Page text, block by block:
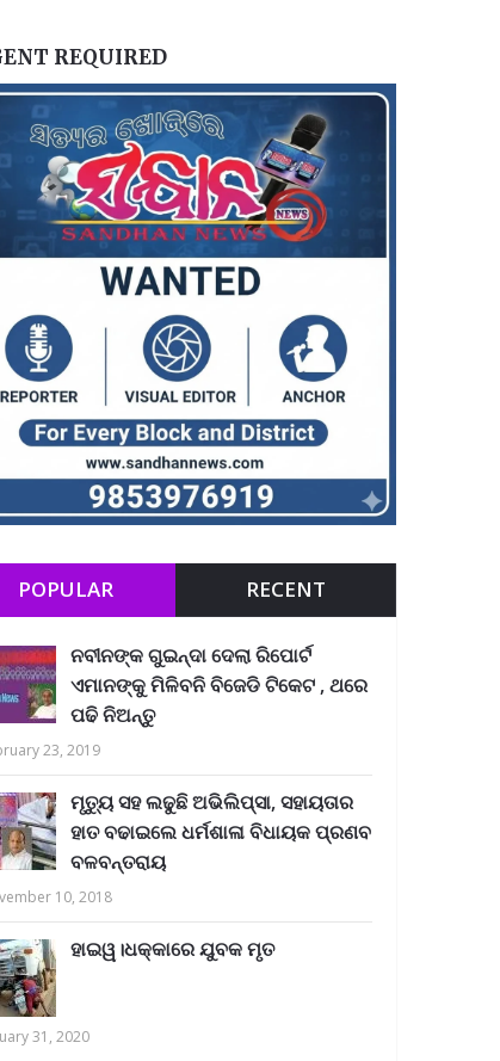
REQUIRED
POPULAR RECENT
ନବୀନଙ୍କ ଗୁଇନ୍ଦା ଦେଲା ରିପୋର୍ଟ
ଏମାନଙ୍କୁ ମିଳିବନି ବିଜେଡି ଟିକେଟ , ଥରେ
ପଢି ନିଅନ୍ତୁ
23, 2019
ମୃତ୍ୟୁ ସହ ଲଢୁଛି ଅଭିଲିପ୍ସା, ସହାୟତାର
ହାତ ବଢାଇଲେ ଧର୍ମଶାଳା ବିଧାୟକ ପ୍ରଣବ
ବଳବନ୍ତରାୟ
10, 2018
ହାଇୱ।ଧକ୍କାରେ ଯୁବକ ମୃତ
31, 2020